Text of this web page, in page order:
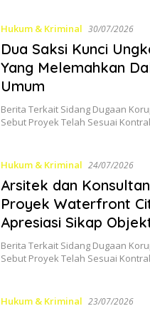
Hukum & Kriminal 30/07/2026
Dua Saksi Kunci
Yang Melemahkan
Umum
Berita Terkait Sidang Dugaan
Sebut Proyek Telah Sesuai
Hukum & Kriminal 24/07/2026
Arsitek dan
Proyek Waterfront
Apresiasi Sikap
Berita Terkait Sidang Dugaan
Sebut Proyek Telah Sesuai
Hukum & Kriminal 23/07/2026